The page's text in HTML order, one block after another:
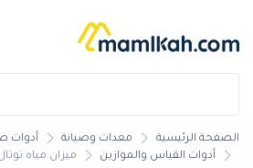
الصفحة الرئيسية معدات وصيانة
أدوات
أدوات القياس والموازين
ميزان مياه